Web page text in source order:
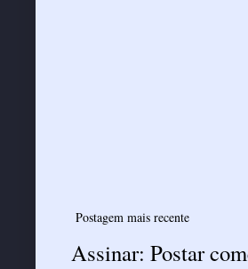
Postagem mais recente
Assinar: Postar